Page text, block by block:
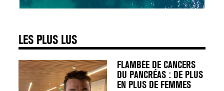
LES PLUS LUS
FLAMBÉE DE CANCERS
DU PANCRÉAS : DE PLUS
EN PLUS DE FEMMES